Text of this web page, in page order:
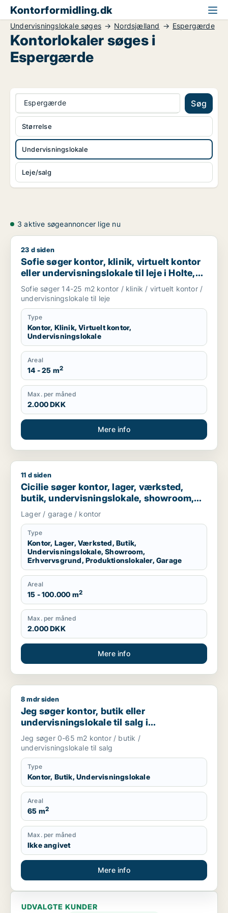
Kontorformidling.dk
Undervisningslokale søges Nordsjælland Espergærde
Kontorlokaler søges i
Espergærde
Espergærde Søg
Undervisningslokale
Leje/salg
Størrelse
3 aktive søgeannoncer lige nu
Sofie søger kontor, klinik, virtuelt kontor eller
23 d siden
Sofie søger kontor, klinik, virtuelt kontor
eller undervisningslokale til leje i Holte,
Vedbæk eller Hørsholm m.fl.
Sofie søger 14-25 m2 kontor / klinik / virtuelt kontor /
undervisningslokale til leje
Type
Kontor, Klinik, Virtuelt kontor,
Undervisningslokale
Areal
14 - 25 m2
Max. per måned
2.000 DKK
Mere info
Cicilie søger kontor, lager, værksted, butik,
11 d siden
Cicilie søger kontor, lager, værksted,
butik, undervisningslokale, showroom,
erhvervsgrund, produktionslokaler eller
garage til leje i Region Sjælland eller
Nordsjælland
Lager / garage / kontor
Type
Kontor, Lager, Værksted, Butik,
Undervisningslokale, Showroom,
Erhvervsgrund, Produktionslokaler, Garage
Areal
15 - 100.000 m2
Max. per måned
2.000 DKK
Mere info
Jeg søger kontor, butik eller undervisningslokale til salg i
8 mdr siden
Jeg søger kontor, butik eller
undervisningslokale til salg i
Storkøbenhavn, Nordsjælland eller Fyn
m.fl.
Jeg søger 0-65 m2 kontor / butik /
undervisningslokale til salg
Type
Kontor, Butik, Undervisningslokale
Areal
65 m2
Max. per måned
Ikke angivet
Mere info
UDVALGTE KUNDER